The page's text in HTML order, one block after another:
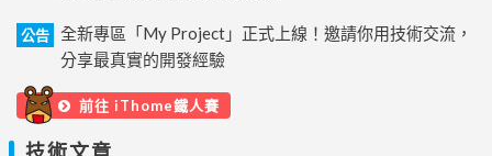
公告
全新專區「My Project」正式上線！邀請你用技術交流，
分享最真實的開發經驗
前往 iThome鐵人賽